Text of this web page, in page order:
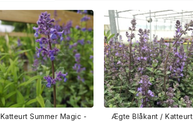
Katteurt Summer Magic -
Ægte Blåkant / Katteurt